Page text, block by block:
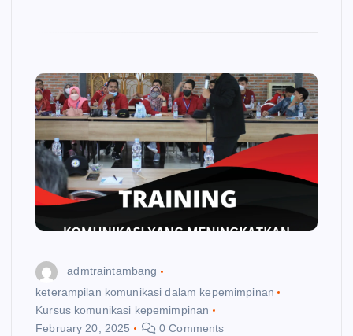
admtraintambang
keterampilan komunikasi dalam kepemimpinan
Kursus komunikasi kepemimpinan
February 20, 2025
0 Comments